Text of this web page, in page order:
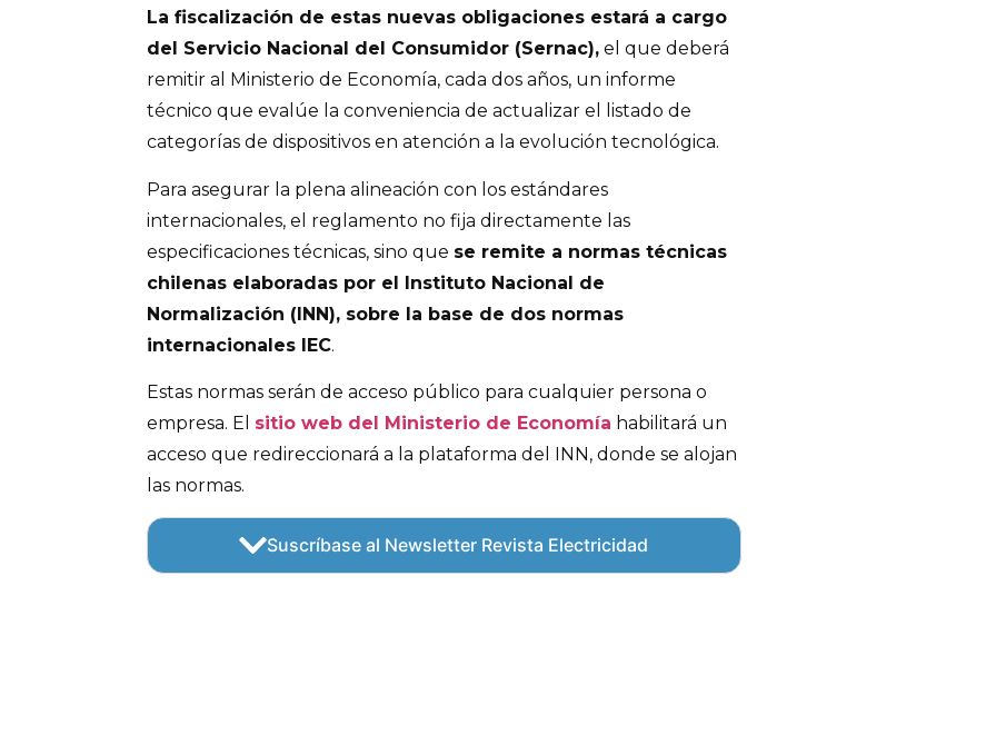
La fiscalización de estas nuevas obligaciones estará a cargo
del Servicio Nacional del Consumidor (Sernac), el que deberá
remitir al Ministerio de Economía, cada dos años, un informe
técnico que evalúe la conveniencia de actualizar el listado de
categorías de dispositivos en atención a la evolución tecnológica.
Para asegurar la plena alineación con los estándares
internacionales, el reglamento no fija directamente las
especificaciones técnicas, sino que se remite a normas técnicas
chilenas elaboradas por el Instituto Nacional de
Normalización (INN), sobre la base de dos normas
internacionales IEC.
Estas normas serán de acceso público para cualquier persona o
empresa. El sitio web del Ministerio de Economía habilitará un
acceso que redireccionará a la plataforma del INN, donde se alojan
las normas.
Suscríbase al Newsletter Revista Electricidad